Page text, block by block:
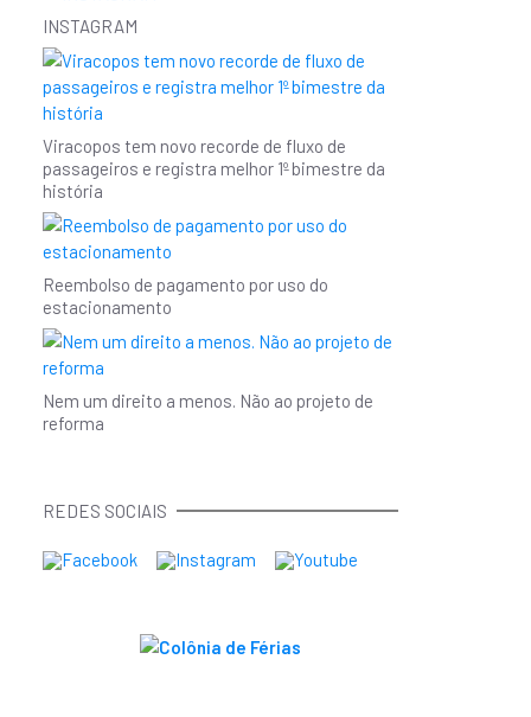
INSTAGRAM
Viracopos tem novo recorde de fluxo de
passageiros e registra melhor 1º bimestre da
história
Reembolso de pagamento por uso do
estacionamento
Nem um direito a menos. Não ao projeto de
reforma
REDES SOCIAIS